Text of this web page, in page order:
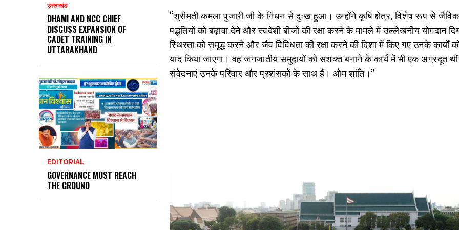
उत्तराखंड
DHAMI AND NCC CHIEF
DISCUSS EXPANSION OF
CADET TRAINING IN
UTTARAKHAND
EDITORIAL
GOVERNANCE MUST REACH
THE GROUND
“श्रीमती कमला पुजारी जी के निधन से दुःख हुआ। उन्होंने कृषि क्षेत्र, विशेष रूप से
पद्धतियों को बढ़ावा देने और स्वदेशी बीजों की रक्षा करने के मामले में उल्लेखनीय योगदान
स्थिरता को समृद्ध करने और जैव विविधता की रक्षा करने की दिशा में किए गए उनके कार्यों
याद किया जाएगा। वह जनजातीय समुदायों को सशक्त बनाने के कार्य में भी एक अग्रदूत
संवेदनाएं उनके परिवार और प्रशंसकों के साथ हैं। ओम शांति।”